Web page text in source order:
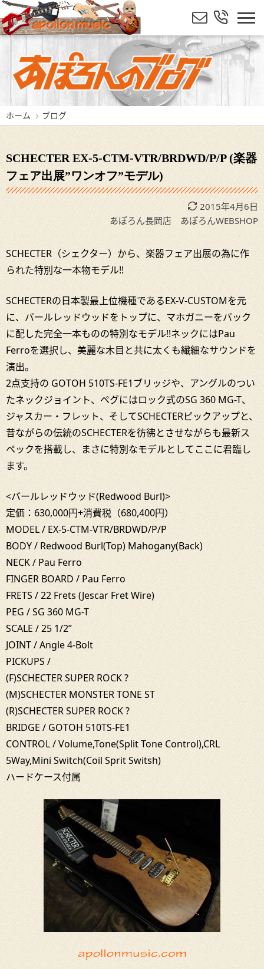
ホーム ブログ
SCHECTER EX-5-CTM-VTR/BRDWD/P/P (楽器
フェア出展”ワンオフ”モデル)
2015年4月6日
あぽろん長岡店
あぽろんWEBSHOP
SCHECTER（シェクター）から、楽器フェア出展の為に作
られた特別な一本物モデル!!
SCHECTERの日本製最上位機種であるEX-V-CUSTOMを元
に、バールレッドウッドをトップに、マホガニーをバック
に配した完全一本ものの特別なモデル!!ネックにはPau
Ferroを選択し、美麗な木目と共に太くも繊細なサウンドを
演出。
2点支持の GOTOH 510TS-FE1ブリッジや、アングルのつい
たネックジョイント、ペグにはロック式のSG 360 MG-T、
ジャスカー・フレット、そしてSCHECTERピックアップと、
昔ながらの伝統のSCHECTERを彷彿とさせながらも最新ス
ペックを搭載し、まさに特別なモデルとしてここに君臨し
ます。
<バールレッドウッド(Redwood Burl)>
定価：630,000円+消費税（680,400円）
MODEL / EX-5-CTM-VTR/BRDWD/P/P
BODY / Redwood Burl(Top) Mahogany(Back)
NECK / Pau Ferro
FINGER BOARD / Pau Ferro
FRETS / 22 Frets (Jescar Fret Wire)
PEG / SG 360 MG-T
SCALE / 25 1/2”
JOINT / Angle 4-Bolt
PICKUPS /
(F)SCHECTER SUPER ROCK ?
(M)SCHECTER MONSTER TONE ST
(R)SCHECTER SUPER ROCK ?
BRIDGE / GOTOH 510TS-FE1
CONTROL / Volume,Tone(Split Tone Control),CRL
5Way,Mini Switch(Coil Sprit Switsh)
ハードケース付属